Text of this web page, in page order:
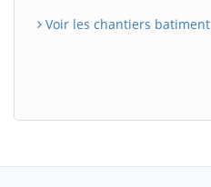
Voir les chantiers batiment